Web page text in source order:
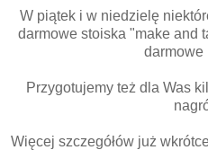
W piątek i w niedzielę
darmowe stoiska "make and
darmowe
Przygotujemy też dla Was
Więcej szczegółów już